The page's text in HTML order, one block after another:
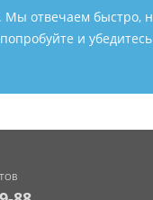
Мы отвечаем быстро,
и